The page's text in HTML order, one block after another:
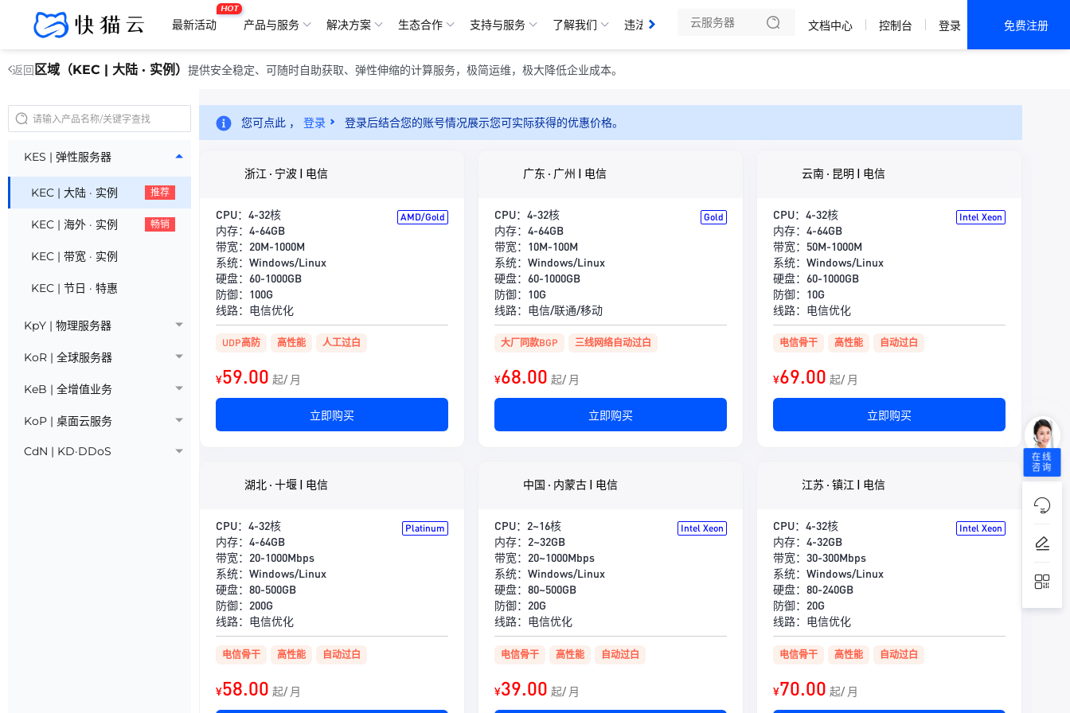
最新活动
HOT
产品与服务 解决方案 生态合作 支持与服务 了解我们 违法举报
违法巡查
Phy | 成都 · 电信
Phy | 宁波 · 电信
文档中心 控制台 登录 免费注册
返回 区域（KEC | 大陆 · 实例） 提供安全稳定、可随时自助获取、弹性伸缩的计算服务，极简运维，极大降低企业成本。
KES | 弹性服务器
KEC | 大陆 · 实例 推荐
KEC | 海外 · 实例 畅销
KEC | 带宽 · 实例
KEC | 节日 · 特惠
KpY | 物理服务器
KoR | 全球服务器
KeB | 全增值业务
KoP | 桌面云服务
CdN | KD·DDoS
您可点此 ， 登录 登录后结合您的账号情况展示您可实际获得的优惠价格。
浙江 · 宁波 | 电信
CPU：4-32核 AMD/Gold
内存：4-64GB
带宽：20M-1000M
系统：Windows/Linux
硬盘：60-1000GB
防御：100G
线路：电信优化
UDP高防 高性能 人工过白
¥59.00 起/ 月
立即购买
广东 · 广州 | 电信
CPU：4-32核 Gold
内存：4-64GB
带宽：10M-100M
系统：Windows/Linux
硬盘：60-1000GB
防御：10G
线路：电信/联通/移动
大厂同款BGP 三线网络自动过白
¥68.00 起/ 月
立即购买
云南 · 昆明 | 电信
CPU：4-32核 Intel Xeon
内存：4-64GB
带宽：50M-1000M
系统：Windows/Linux
硬盘：60-1000GB
防御：10G
线路：电信优化
电信骨干 高性能 自动过白
¥69.00 起/ 月
立即购买
湖北 · 十堰 | 电信
CPU：4-32核 Platinum
内存：4-64GB
带宽：20-1000Mbps
系统：Windows/Linux
硬盘：80-500GB
防御：200G
线路：电信优化
电信骨干 高性能 自动过白
¥58.00 起/ 月
中国 · 内蒙古 | 电信
CPU：2~16核 Intel Xeon
内存：2~32GB
带宽：20~1000Mbps
系统：Windows/Linux
硬盘：80~500GB
防御：20G
线路：电信优化
电信骨干 高性能 自动过白
¥39.00 起/ 月
江苏 · 镇江 | 电信
CPU：4-32核 Intel Xeon
内存：4-32GB
带宽：30-300Mbps
系统：Windows/Linux
硬盘：80-240GB
防御：20G
线路：电信优化
电信骨干 高性能 自动过白
¥70.00 起/ 月
在线
咨询